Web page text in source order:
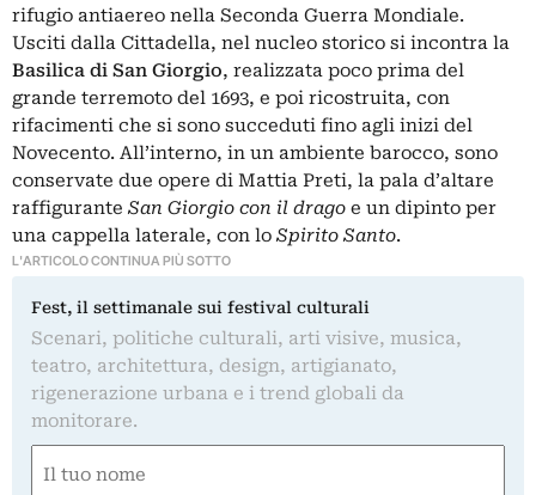
rifugio antiaereo nella Seconda Guerra Mondiale.
Usciti dalla Cittadella, nel nucleo storico si incontra la
Basilica di San Giorgio, realizzata poco prima del
grande terremoto del 1693, e poi ricostruita, con
rifacimenti che si sono succeduti fino agli inizi del
Novecento. All’interno, in un ambiente barocco, sono
conservate due opere di Mattia Preti, la pala d’altare
raffigurante San Giorgio con il drago e un dipinto per
una cappella laterale, con lo Spirito Santo.
L'ARTICOLO CONTINUA PIÙ SOTTO
Fest, il settimanale sui festival culturali
Scenari, politiche culturali, arti visive, musica,
teatro, architettura, design, artigianato,
rigenerazione urbana e i trend globali da
monitorare.
(Required)